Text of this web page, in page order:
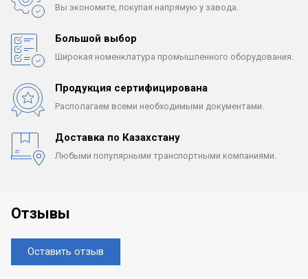
Вы экономите, покупая напрямую у завода.
Большой выбор
Широкая номенклатура промышленного оборудования.
Продукция сертифицирована
Располагаем всеми необходимыми документами.
Доставка по Казахстану
Любыми популярными транспортными компаниями.
Отзывы
Оставить отзыв